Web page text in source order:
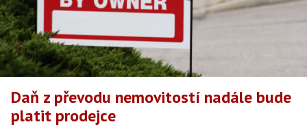
Daň z převodu nemovitostí nadále bude
platit prodejce